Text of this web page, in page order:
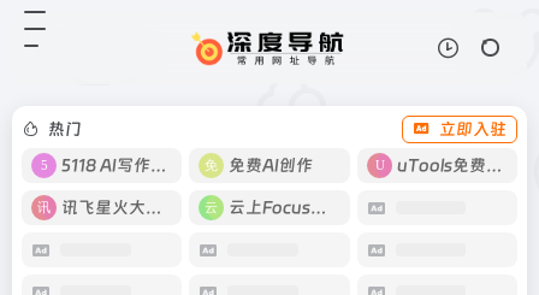
热门
立即入驻
5118 AI写作工具
免费AI创作 uTools免费工具箱
讯飞星火大模型 云上Focus接码
业务，以手机号@139.com作为邮箱
地址，来邮短信及时提醒,同时提供
方式，随时随地收发邮...